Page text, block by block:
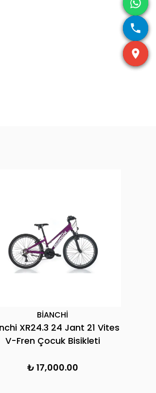
BİANCHİ
XR24.3 24 Jant 21 Vites
V-Fren Çocuk Bisikleti
₺ 17,000.00